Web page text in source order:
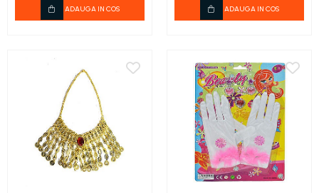
ADAUGA IN COS ADAUGA IN COS